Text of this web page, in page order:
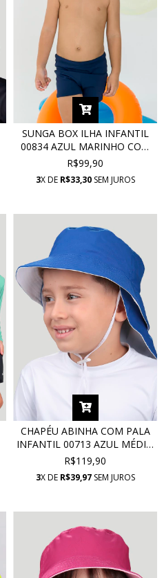
SUNGA BOX ILHA INFANTIL
00834 AZUL MARINHO COM
PROTEÇÃO UV
R$99,90
3X DE R$33,30SEM JUROS
CHAPÉU ABINHA COM PALA
INFANTIL 00713 AZUL MÉDIO
COM PROTEÇÃO UV
R$119,90
3X DE R$39,97SEM JUROS